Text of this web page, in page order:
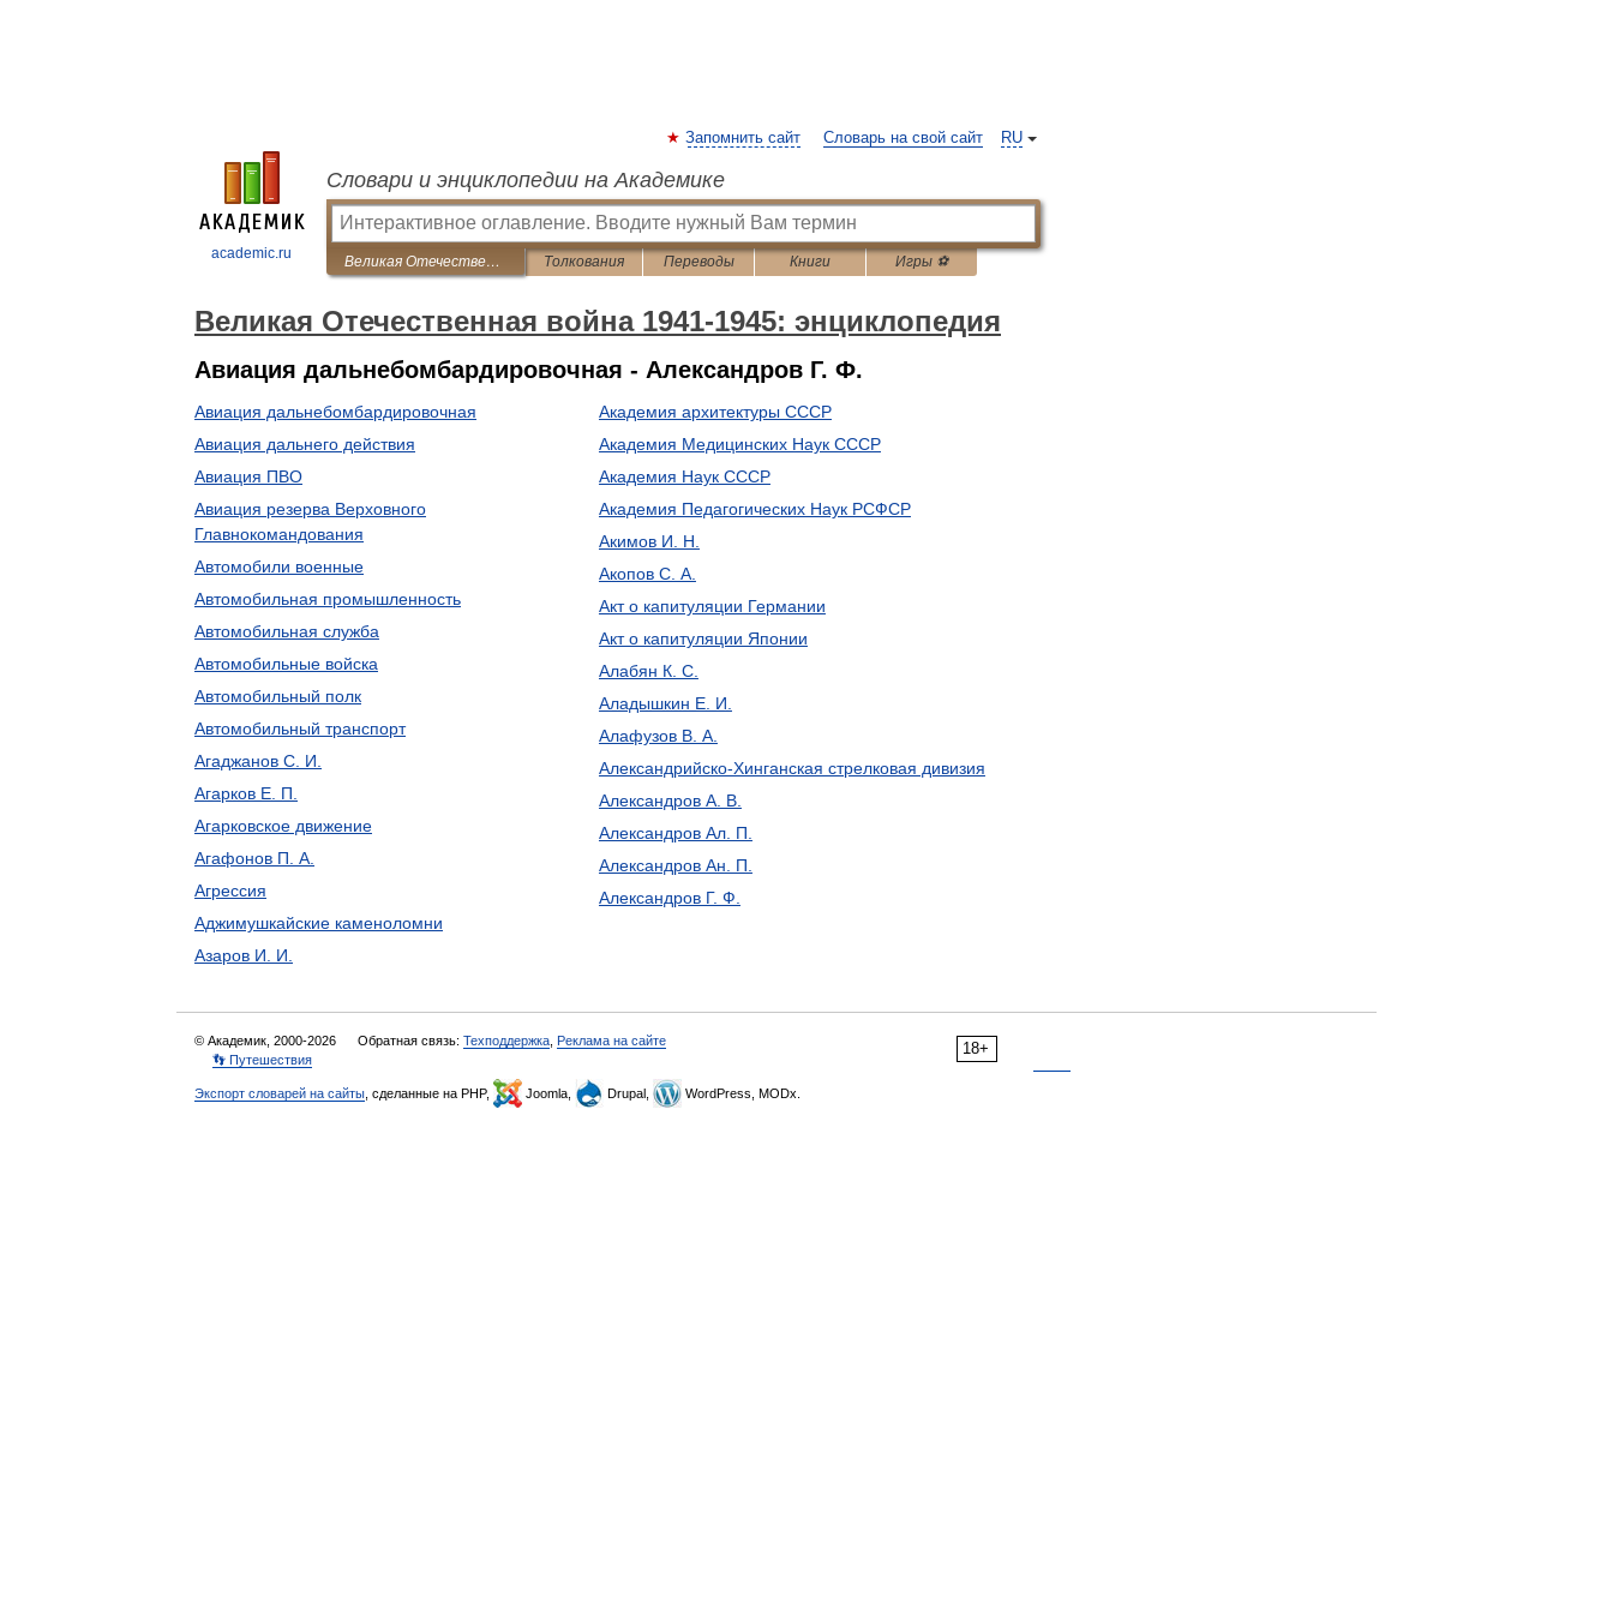
academic.ru
RU
Запомнить сайт Словарь на свой сайт
Словари и энциклопедии на Академике
Великая Отечественная война 1941-1945: энциклопедия Толкования Переводы Книги Игры ⚽
Великая Отечественная война 1941-1945: энциклопедия
Авиация дальнебомбардировочная - Александров Г. Ф.
Авиация дальнебомбардировочная
Авиация дальнего действия
Авиация ПВО
Авиация резерва Верховного
Главнокомандования
Автомобили военные
Автомобильная промышленность
Автомобильная служба
Автомобильные войска
Автомобильный полк
Автомобильный транспорт
Агаджанов С. И.
Агарков Е. П.
Агарковское движение
Агафонов П. А.
Агрессия
Аджимушкайские каменоломни
Азаров И. И.
Академия архитектуры СССР
Академия Медицинских Наук СССР
Академия Наук СССР
Академия Педагогических Наук РСФСР
Акимов И. Н.
Акопов С. А.
Акт о капитуляции Германии
Акт о капитуляции Японии
Алабян К. С.
Аладышкин Е. И.
Алафузов В. А.
Александрийско-Хинганская стрелковая дивизия
Александров А. В.
Александров Ал. П.
Александров Ан. П.
Александров Г. Ф.
18+
© Академик, 2000-2026 Обратная связь: Техподдержка Реклама на сайте
👣 Путешествия
Экспорт словарей на сайты , сделанные на PHP, Joomla, Drupal, WordPress, MODx.